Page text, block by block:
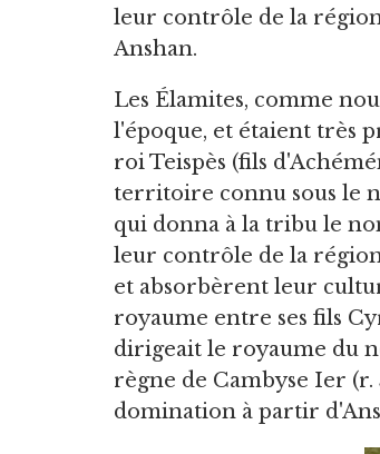
leur contrôle de la
Anshan.
Les Élamites, comme
l'époque, et étaient très
roi Teispès (fils
territoire connu sous le
qui donna à la tribu le
leur contrôle de la
et absorbèrent leur
royaume entre ses fils
dirigeait le royaume du
règne de Cambyse Ier (r.
domination à partir